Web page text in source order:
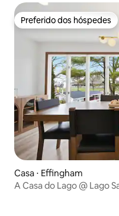
Preferido dos hóspedes
Preferido dos hóspedes
Casa ⋅ Effingham
A Casa do Lago @ Lago